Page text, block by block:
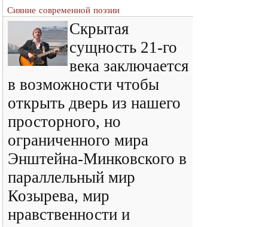
Сияние современной поэзии
Скрытая
сущность 21-го
века заключается
в возможности чтобы
открыть дверь из нашего
просторного, но
ограниченного мира
Энштейна-Минковского в
параллельный мир
Козырева, мир
нравственности и